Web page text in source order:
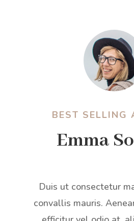
BEST SELLING
Emma
Duis ut consectetur
convallis mauris.